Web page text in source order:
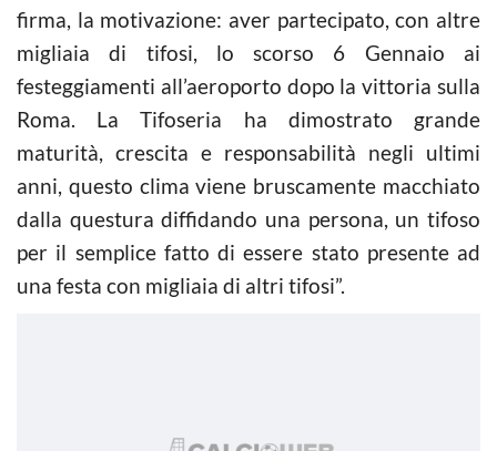
firma, la motivazione: aver partecipato, con altre
migliaia di tifosi, lo scorso 6 Gennaio ai
festeggiamenti all’aeroporto dopo la vittoria sulla
Roma. La Tifoseria ha dimostrato grande
maturità, crescita e responsabilità negli ultimi
anni, questo clima viene bruscamente macchiato
dalla questura diffidando una persona, un tifoso
per il semplice fatto di essere stato presente ad
una festa con migliaia di altri tifosi”.